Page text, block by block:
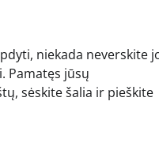
niekada neverskite
Pamatęs jūsų
sėskite šalia ir pieškite